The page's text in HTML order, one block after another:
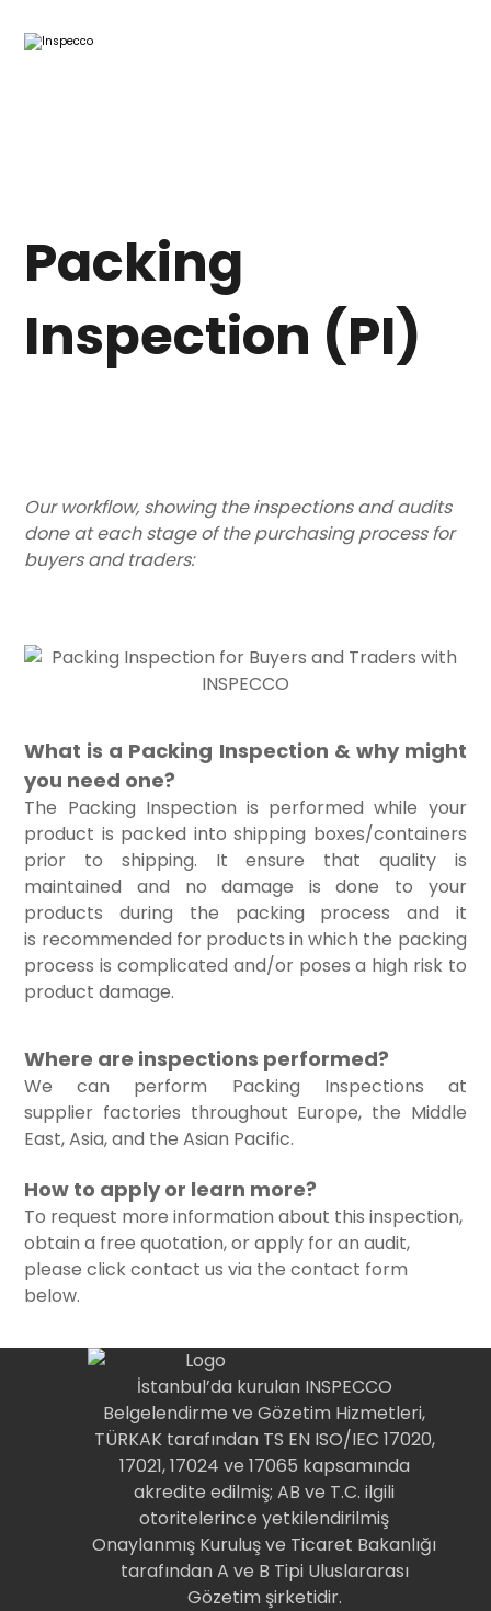
Packing
Inspection (PI)
Our workflow, showing the inspections and audits
done at each stage of the purchasing process for
buyers and traders:
What is a Packing Inspection & why might
you need one?
The Packing Inspection is performed while your
product is packed into shipping boxes/containers
prior to shipping. It ensure that quality is
maintained and no damage is done to your
products during the packing process and it
is recommended for products in which the packing
process is complicated and/or poses a high risk to
product damage.
Where are inspections performed?
We can perform Packing Inspections at
supplier factories throughout Europe, the Middle
East, Asia, and the Asian Pacific.
How to apply or learn more?
To request more information about this inspection,
obtain a free quotation, or apply for an audit,
please click contact us via the contact form
below.
İstanbul’da kurulan INSPECCO
Belgelendirme ve Gözetim Hizmetleri,
TÜRKAK tarafından TS EN ISO/IEC 17020,
17021, 17024 ve 17065 kapsamında
akredite edilmiş; AB ve T.C. ilgili
otoritelerince yetkilendirilmiş
Onaylanmış Kuruluş ve Ticaret Bakanlığı
tarafından A ve B Tipi Uluslararası
Gözetim şirketidir.